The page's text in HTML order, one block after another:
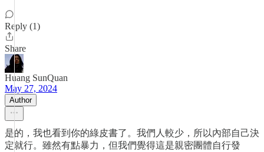
Reply (1)
Share
Huang SunQuan
May 27, 2024
Author
是的，我也看到你的綠皮書了。我們人較少，所以內部自己決
定就行。雖然有點暴力，但我們覺得這是親密團體自行發